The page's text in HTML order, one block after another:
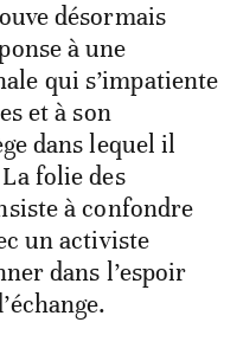
désormais
à une
qui s’impatiente
et à son
dans lequel il
folie des
à confondre
un activiste
dans l’espoir